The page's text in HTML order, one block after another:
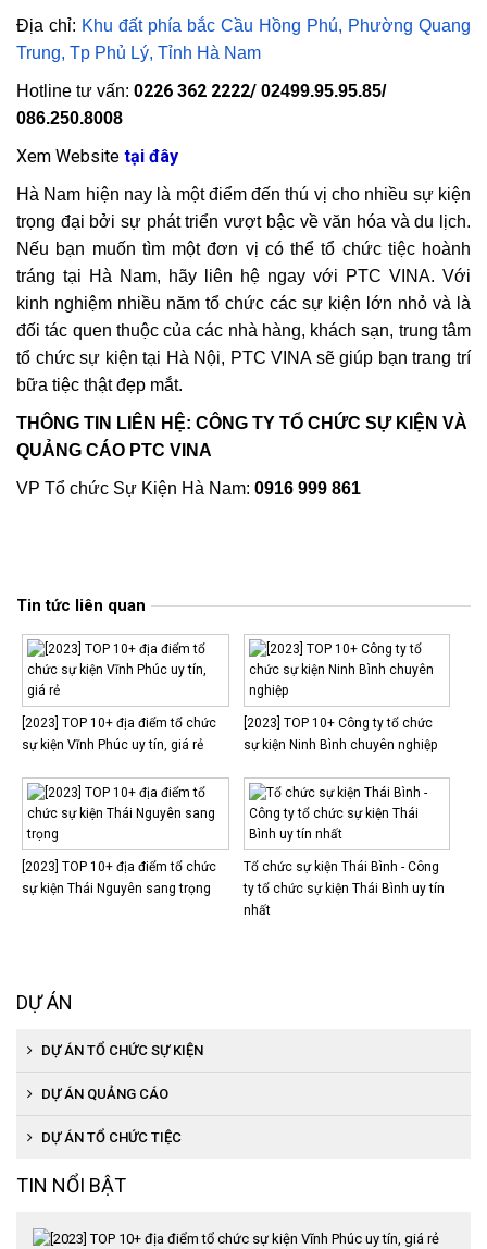
Địa chỉ: Khu đất phía bắc Cầu Hồng Phú, Phường Quang
Trung, Tp Phủ Lý, Tỉnh Hà Nam
Hotline tư vấn: 0226 362 2222​/ 02499.95.95.85/
086.250.8008
Xem Website tại đây
Hà Nam hiện nay là một điểm đến thú vị cho nhiều sự kiện
trọng đại bởi sự phát triển vượt bậc về văn hóa và du lịch.
Nếu bạn muốn tìm một đơn vị có thể tổ chức tiệc hoành
tráng tại Hà Nam, hãy liên hệ ngay với PTC VINA. Với
kinh nghiệm nhiều năm tổ chức các sự kiện lớn nhỏ và là
đối tác quen thuộc của các nhà hàng, khách sạn, trung tâm
tổ chức sự kiện tại Hà Nội, PTC VINA sẽ giúp bạn trang trí
bữa tiệc thật đẹp mắt.
THÔNG TIN LIÊN HỆ: CÔNG TY TỔ CHỨC SỰ KIỆN VÀ
QUẢNG CÁO PTC VINA
VP Tổ chức Sự Kiện Hà Nam: 0916 999 861
Tin tức liên quan
[2023] TOP 10+ địa điểm tổ chức
sự kiện Vĩnh Phúc uy tín, giá rẻ
[2023] TOP 10+ Công ty tổ chức
sự kiện Ninh Bình chuyên nghiệp
[2023] TOP 10+ địa điểm tổ chức
sự kiện Thái Nguyên sang trọng
Tổ chức sự kiện Thái Bình - Công
ty tổ chức sự kiện Thái Bình uy tín
nhất
DỰ ÁN
DỰ ÁN TỔ CHỨC SỰ KIỆN
DỰ ÁN QUẢNG CÁO
DỰ ÁN TỔ CHỨC TIỆC
TIN NỔI BẬT